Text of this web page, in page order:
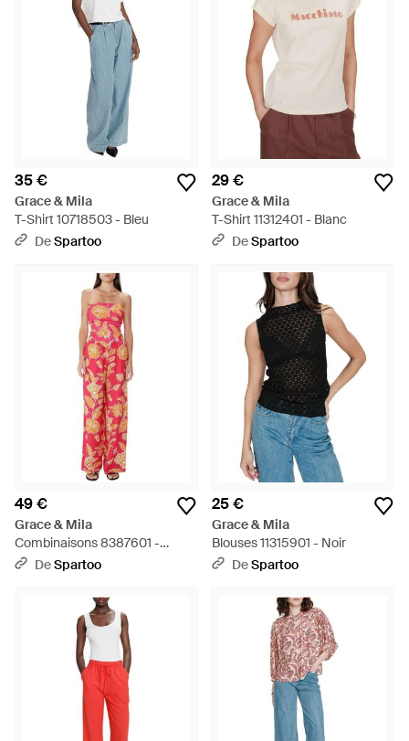
35 €
Grace & Mila
T-Shirt 10718503 - Bleu
DeSpartoo
29 €
Grace & Mila
T-Shirt 11312401 - Blanc
DeSpartoo
49 €
Grace & Mila
Combinaisons 8387601 -
Rouge
DeSpartoo
25 €
Grace & Mila
Blouses 11315901 - Noir
DeSpartoo